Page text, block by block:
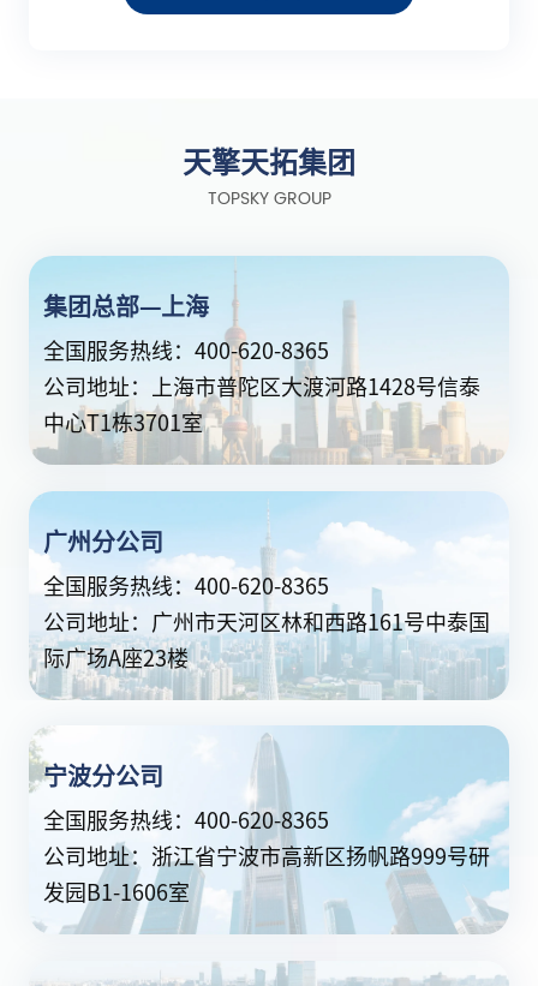
天擎天拓集团
TOPSKY GROUP
集团总部—上海
全国服务热线：400-620-8365
公司地址：上海市普陀区大渡河路1428号信泰
中心T1栋3701室
广州分公司
全国服务热线：400-620-8365
公司地址：广州市天河区林和西路161号中泰国
际广场A座23楼
宁波分公司
全国服务热线：400-620-8365
公司地址：浙江省宁波市高新区扬帆路999号研
发园B1-1606室